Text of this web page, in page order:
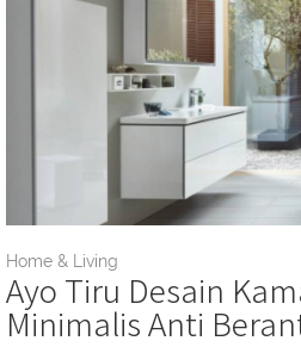
Home & Living
Ayo Tiru Desain
Minimalis Anti